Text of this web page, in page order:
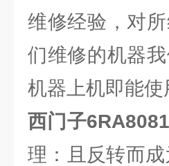
维修经验，对
们维修的机器
机器上机即能使
西门子
理：且反转而